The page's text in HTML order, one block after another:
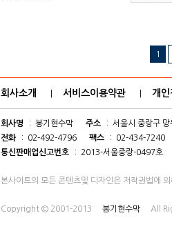
1
회사소개 서비스이용약관 개인
회사명 : 봉기현수막 주소
: 서울시 중랑구
전화
: 02-492-4796 팩스
: 02-434-7240
통신판매업신고번호
: 2013-서울중랑-0497호
본사이트의 모든 콘텐츠및 디자인은 저작권법에
Copyright © 2001-2013 봉기현수막 All